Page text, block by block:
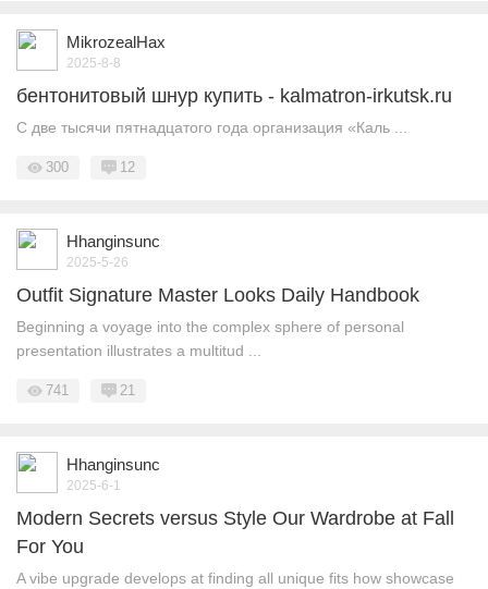
MikrozealHax
2025-8-8
бентонитовый шнур купить - kalmatron-irkutsk.ru
С две тысячи пятнадцатого года организация «Каль ...
300 12
Hhanginsunc
2025-5-26
Outfit Signature Master Looks Daily Handbook
Beginning a voyage into the complex sphere of personal
presentation illustrates a multitud ...
741 21
Hhanginsunc
2025-6-1
Modern Secrets versus Style Our Wardrobe at Fall
For You
A vibe upgrade develops at finding all unique fits how showcase